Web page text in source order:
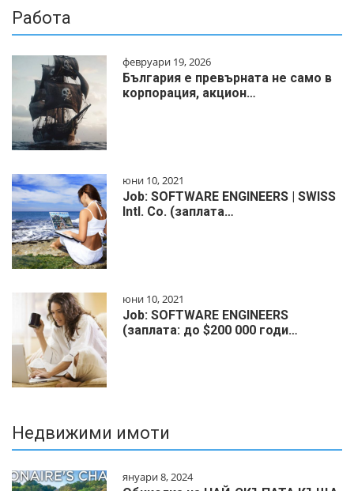
Работа
февруари 19, 2026
България е превърната не само в
корпорация, акцион…
юни 10, 2021
Job: SOFTWARE ENGINEERS | SWISS
Intl. Co. (заплата…
юни 10, 2021
Job: SOFTWARE ENGINEERS
(заплата: до $200 000 годи…
Недвижими имоти
януари 8, 2024